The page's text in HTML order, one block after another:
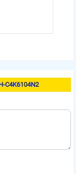
C4K6104N2